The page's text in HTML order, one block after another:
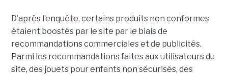
D’après l’enquête, certains produits non conformes
étaient boostés par le site par le biais de
recommandations commerciales et de publicités.
Parmi les recommandations faites aux utilisateurs du
site, des jouets pour enfants non sécurisés, des